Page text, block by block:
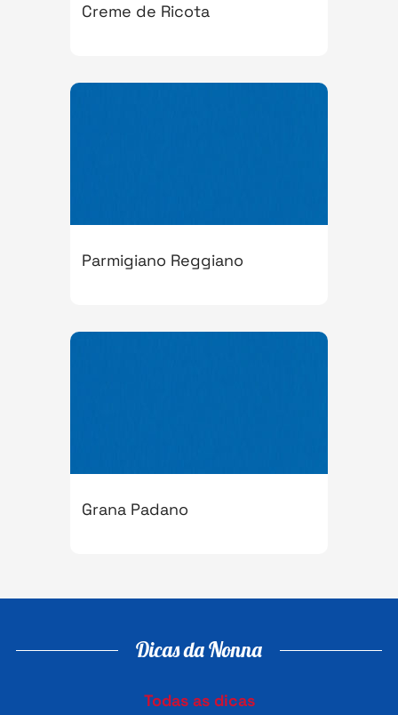
Creme de Ricota
Parmigiano Reggiano
Grana Padano
Dicas da Nonna
Todas as dicas